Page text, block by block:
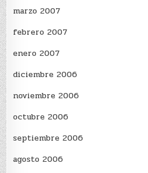
marzo 2007
febrero 2007
enero 2007
diciembre 2006
noviembre 2006
octubre 2006
septiembre 2006
agosto 2006